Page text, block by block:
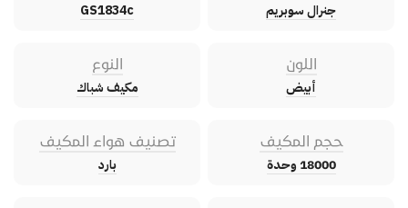
جنرال سوبريم GS1834c
اللون
أبيض
النوع
مكيف شباك
حجم المكيف
18000 وحدة
تصنيف هواء المكيف
بارد